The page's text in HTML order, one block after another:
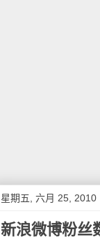
星期五, 六月 25, 2010
新浪微博粉丝